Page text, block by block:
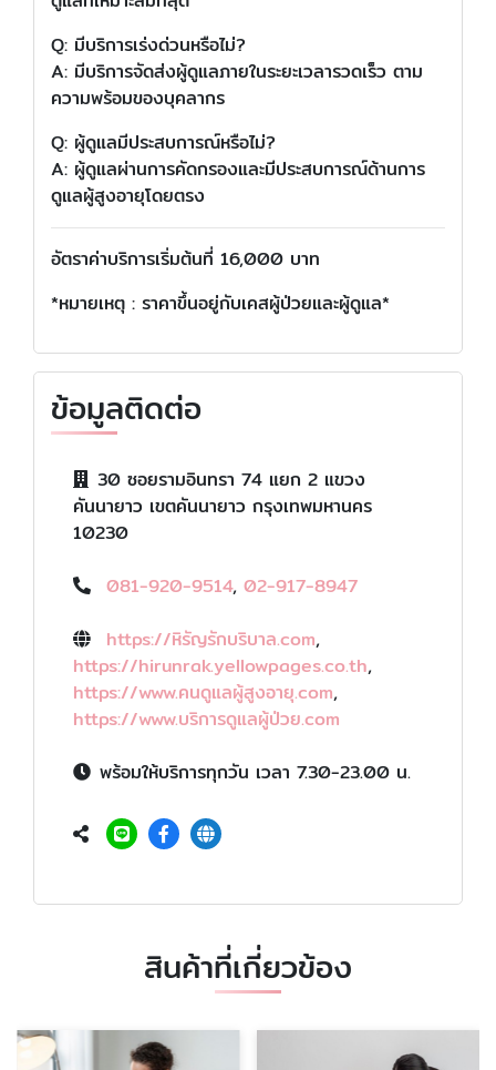
Q: มีบริการเร่งด่วนหรือไม่?
A: มีบริการจัดส่งผู้ดูแลภายในระยะเวลารวดเร็ว ตาม
ความพร้อมของบุคลากร
Q: ผู้ดูแลมีประสบการณ์หรือไม่?
A: ผู้ดูแลผ่านการคัดกรองและมีประสบการณ์ด้านการ
ดูแลผู้สูงอายุโดยตรง
อัตราค่าบริการเริ่มต้นที่ 16,000 บาท
*หมายเหตุ : ราคาขึ้นอยู่กับเคสผู้ป่วยและผู้ดูแล*
ข้อมูลติดต่อ
30 ซอยรามอินทรา 74 แยก 2 แขวง
คันนายาว เขตคันนายาว กรุงเทพมหานคร
10230
081-920-9514, 02-917-8947
https://หิรัญรักบริบาล.com,
https://hirunrak.yellowpages.co.th,
https://www.คนดูแลผู้สูงอายุ.com,
https://www.บริการดูแลผู้ป่วย.com
พร้อมให้บริการทุกวัน เวลา 7.30-23.00 น.
สินค้าที่เกี่ยวข้อง